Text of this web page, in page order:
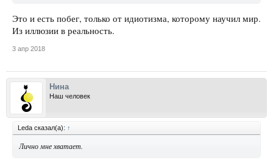
Это и есть побег, только от идиотизма, которому научил мир.
Из иллюзии в реальность.
3 апр 2018
Нина
Наш человек
Leda сказал(а): ↑
Лично мне хватает.